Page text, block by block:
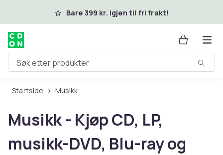
Hopp til hovedinnholdBare 399 kr. igjen til fri frakt!
Søk etter produkter
Startside Musikk
Musikk - Kjøp CD, LP,
musikk-DVD, Blu-ray og